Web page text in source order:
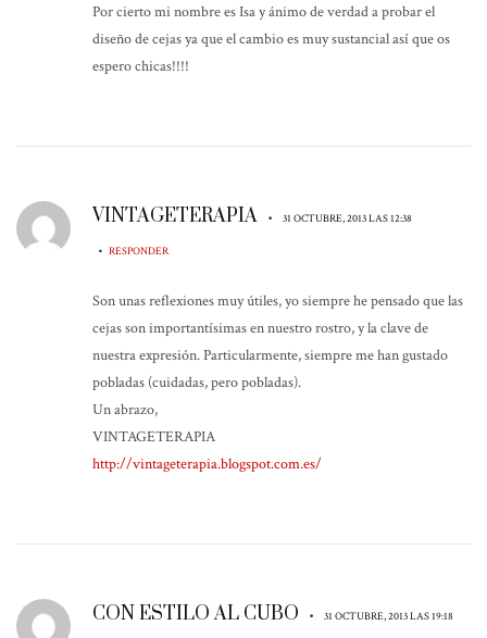
Por cierto mi nombre es Isa y ánimo de verdad a probar el
diseño de cejas ya que el cambio es muy sustancial así que os
espero chicas!!!!
VINTAGETERAPIA • 31 OCTUBRE, 2013 LAS 12:38
• RESPONDER
Son unas reflexiones muy útiles, yo siempre he pensado que las
cejas son importantísimas en nuestro rostro, y la clave de
nuestra expresión. Particularmente, siempre me han gustado
pobladas (cuidadas, pero pobladas).
Un abrazo,
VINTAGETERAPIA
http://vintageterapia.blogspot.com.es/
CON ESTILO AL CUBO • 31 OCTUBRE, 2013 LAS 19:18